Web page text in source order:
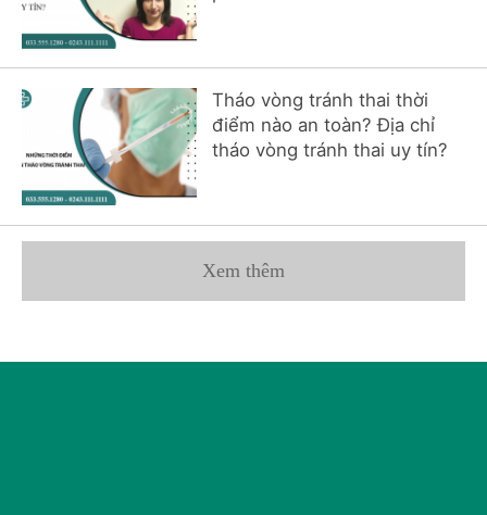
Tháo vòng tránh thai thời
điểm nào an toàn? Địa chỉ
tháo vòng tránh thai uy tín?
Xem thêm